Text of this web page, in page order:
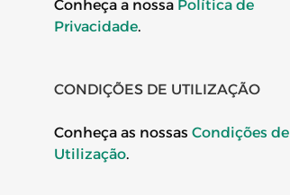
Conheça a nossa Política de
Privacidade.
CONDIÇÕES DE UTILIZAÇÃO
Conheça as nossas Condições de
Utilização.